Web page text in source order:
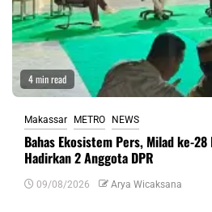
4 min read
Makassar METRO NEWS
Bahas Ekosistem Pers, Milad ke-28
Hadirkan 2 Anggota DPR
09/08/2026 Arya Wicaksana